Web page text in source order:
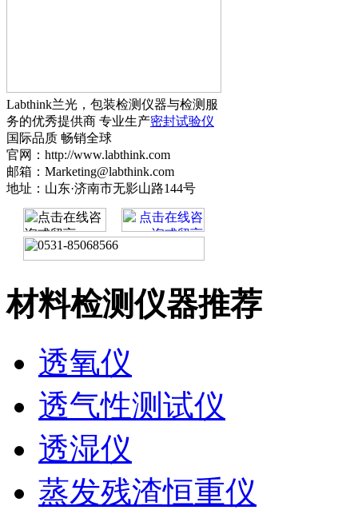
Labthink兰光，包装检测仪器与检测服
务的优秀提供商 专业生产密封试验仪
国际品质 畅销全球
官网：http://www.labthink.com
邮箱：Marketing@labthink.com
地址：山东·济南市无影山路144号
材料检测仪器推荐
透氧仪
透气性测试仪
透湿仪
蒸发残渣恒重仪